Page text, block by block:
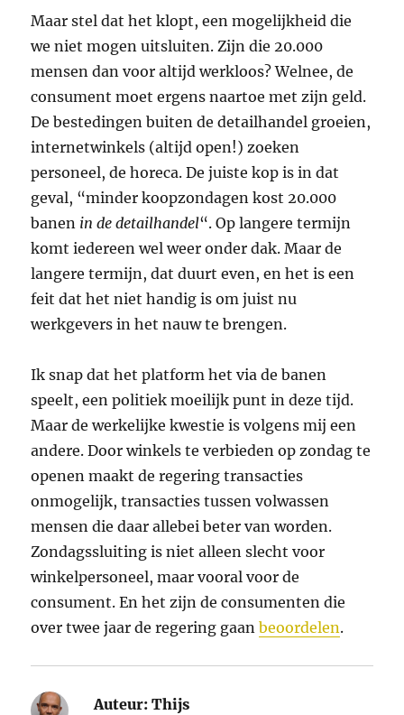
Maar stel dat het klopt, een mogelijkheid die
we niet mogen uitsluiten. Zijn die 20.000
mensen dan voor altijd werkloos? Welnee, de
consument moet ergens naartoe met zijn geld.
De bestedingen buiten de detailhandel groeien,
internetwinkels (altijd open!) zoeken
personeel, de horeca. De juiste kop is in dat
geval, “minder koopzondagen kost 20.000
banen in de detailhandel“. Op langere termijn
komt iedereen wel weer onder dak. Maar de
langere termijn, dat duurt even, en het is een
feit dat het niet handig is om juist nu
werkgevers in het nauw te brengen.
Ik snap dat het platform het via de banen
speelt, een politiek moeilijk punt in deze tijd.
Maar de werkelijke kwestie is volgens mij een
andere. Door winkels te verbieden op zondag te
openen maakt de regering transacties
onmogelijk, transacties tussen volwassen
mensen die daar allebei beter van worden.
Zondagssluiting is niet alleen slecht voor
winkelpersoneel, maar vooral voor de
consument. En het zijn de consumenten die
over twee jaar de regering gaanbeoordelen.
Auteur: Thijs